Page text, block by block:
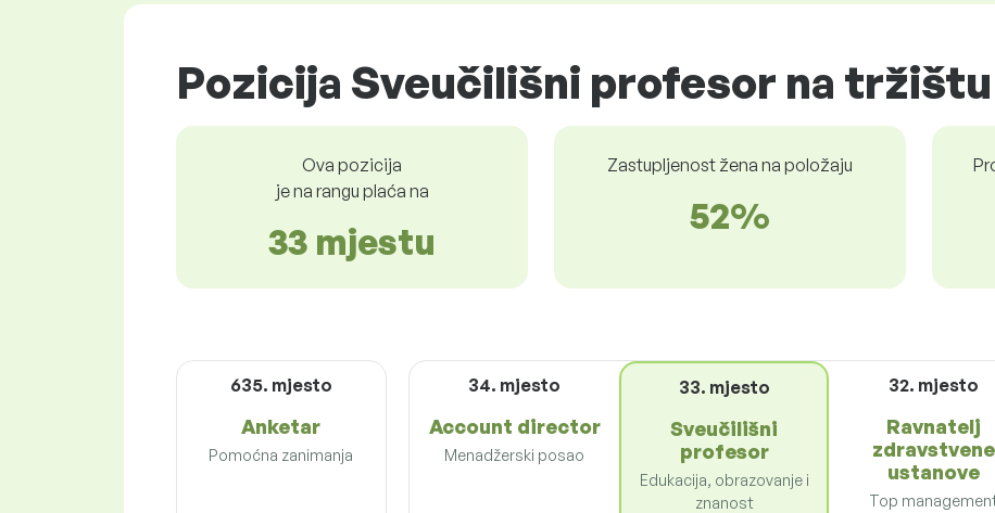
Pozicija Sveučilišni profesor na
Ova pozicija
je na rangu plaća na
33 mjestu
Zastupljenost žena na položaju
52%
635. mjesto
Anketar
Pomoćna zanimanja
34. mjesto
Account director
Menadžerski posao
33. mjesto
Sveučilišni
profesor
Edukacija, obrazovanje i
znanost
32. mjesto
Ravnatelj
zdravstvene
ustanove
Top